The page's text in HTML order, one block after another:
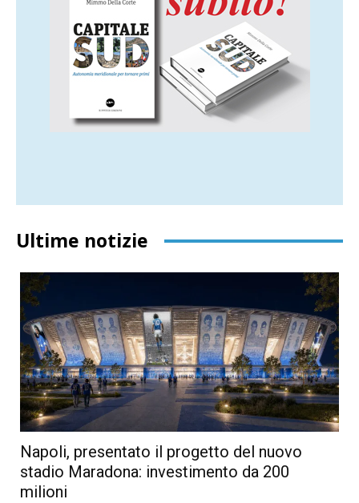
Ultime notizie
Napoli, presentato il progetto del nuovo
stadio Maradona: investimento da 200
milioni